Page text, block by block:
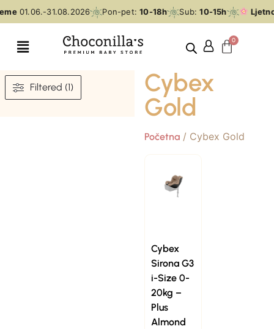
01.06.-31.08.2026 Pon-pet: 10-18h Sub: 10-15h
Filtered (1)
Cybex
Gold
Početna/ Cybex Gold
Cybex
Sirona G3
i-Size 0-
20kg –
Plus
Almond